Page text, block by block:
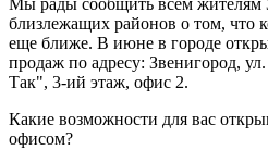
Мы рады сообщить всем жителям
близлежащих районов о том, что
еще ближе. В июне в городе
продаж по адресу: Звенигород,
Так", 3-ий этаж, офис 2.
Какие возможности для вас
офисом?